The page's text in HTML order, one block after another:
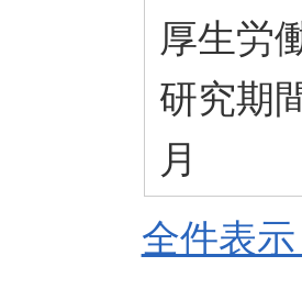
厚生労
研究期
月
全件表